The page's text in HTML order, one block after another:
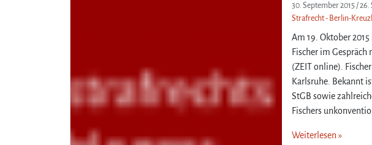
30. September 2015 /26.
Strafrecht - Berlin-
Am 19. Oktober
Fischer im Gespräch
(ZEIT online).
Karlsruhe. Bekannt
StGB sowie
Fischers
Weiterlesen »